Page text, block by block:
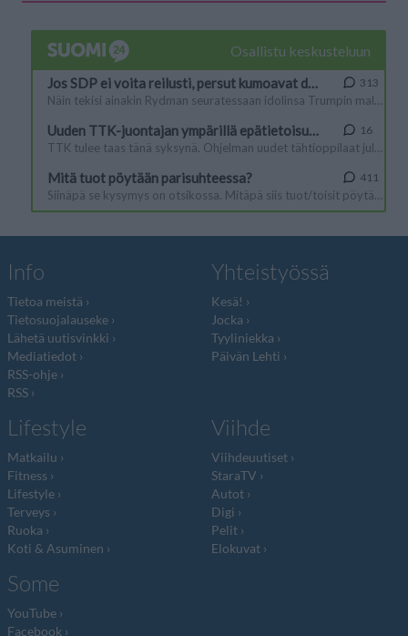
Info
Tietoa meistä
Tietosuojalauseke
Lähetä uutisvinkki
Mediatiedot
RSS-ohje
RSS
Yhteistyössä
Kesä!
Jocka
Tyyliniekka
Päivän Lehti
Lifestyle
Matkailu
Fitness
Lifestyle
Terveys
Ruoka
Koti & Asuminen
Viihde
Viihdeuutiset
StaraTV
Autot
Digi
Pelit
Elokuvat
Some
YouTube
Facebook